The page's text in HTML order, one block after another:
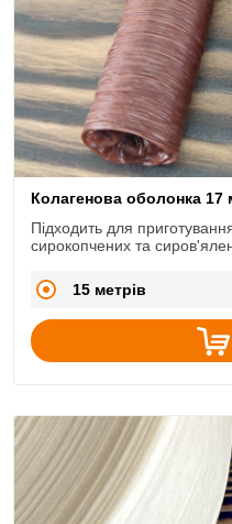
Колагенова оболонка 17
Підходить для
сирокопчених та
15 метрів